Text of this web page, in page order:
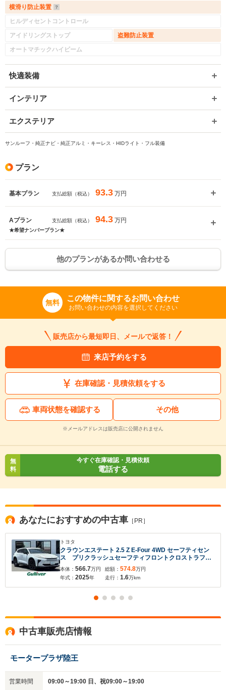
横滑り防止装置
ヒルディセントコントロール
アイドリングストップ
盗難防止装置
オートマチックハイビーム
快適装備
インテリア
エクステリア
サンルーフ・純正ナビ・純正アルミ・キーレス・HIDライト・フル装備
プラン
基本プラン 支払総額（税込） 93.3 万円
Aプラン 支払総額（税込） 94.3 万円
★希望ナンバープラン★
他のプランがあるか問い合わせる
無料 この物件に関するお問い合わせ
お問い合わせの内容を選択してください
販売店から最短即日、メールで返答！
来店予約をする
在庫確認・見積依頼をする
車両状態を確認する その他
※メールアドレスは販売店に公開されません
無
料
今すぐ在庫確認・見積依頼
電話する
あなたにおすすめの中古車 ［PR］
トヨタ
クラウンエステート 2.5 Z E-Four 4WD セーフティセン
ス プリクラッシュセーフティフロントクロストラフィ
ックアラート レーントレーシングアシスト レーダー
クルーズコントロール ロードサインアシスト プロア
クティブドライビング ルーフレール
本体： 566.7万円
年式： 2025年
総額： 574.8万円
走行： 1.6万km
中古車販売店情報
モータープラザ陸王
営業時間 09:00～19:00 日、祝09:00～19:00
入力途中の情報を保存しますか？
※次回問い合わせをする際に自動入力されます